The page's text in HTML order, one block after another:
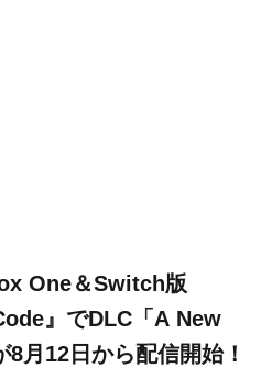
One＆Switch版
』でDLC「A New
8月12日から配信開始！